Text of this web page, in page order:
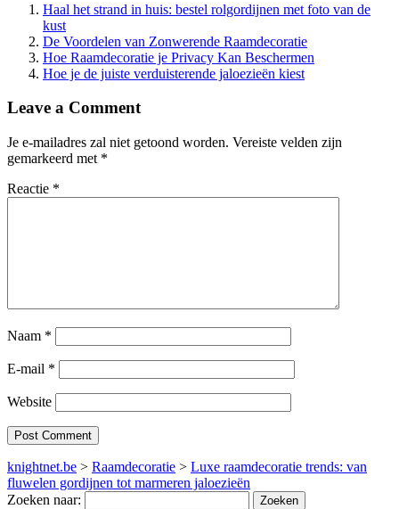
Haal het strand in huis: bestel rolgordijnen met foto van de
kust
De Voordelen van Zonwerende Raamdecoratie
Hoe Raamdecoratie je Privacy Kan Beschermen
Hoe je de juiste verduisterende jaloezieën kiest
Leave a Comment
Je e-mailadres zal niet getoond worden. Vereiste velden zijn
gemarkeerd met *
Reactie *
Naam *
E-mail *
Website
knightnet.be > Raamdecoratie > Luxe raamdecoratie trends: van
fluwelen gordijnen tot marmeren jaloezieën
Zoeken naar: